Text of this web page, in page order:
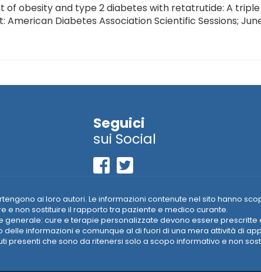
obesity and type 2 diabetes with retatrutide: A triple
American Diabetes Association Scientific Sessions;
Seguici
sui Social
ai loro autori. Le informazioni contenute nel sito hanno
e non sostituire il rapporto tra paziente e medico curante.
generale: cure e terapie personalizzate devono essere
informazioni e comunque al di fuori di una mera attività di
che sono da ritenersi solo a scopo informativo e non